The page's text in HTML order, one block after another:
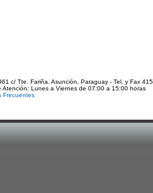
c/ Tte. Fariña. Asunción, Paraguay - Tel. y Fax
Atención: Lunes a Viernes de 07:00 a 15:00 horas
Frecuentes